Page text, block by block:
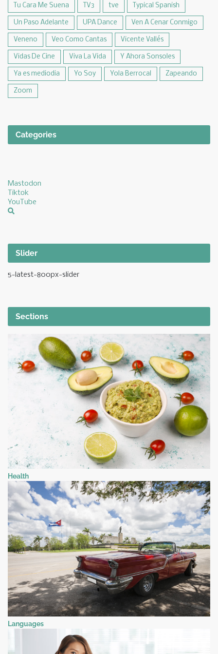
Tu Cara Me Suena TV3 tve Typical Spanish
Un Paso Adelante UPA Dance Ven A Cenar Conmigo
Veneno Veo Como Cantas Vicente Vallés
Vidas De Cine Viva La Vida Y Ahora Sonsoles
Ya es mediodia Yo Soy Yola Berrocal Zapeando
Zoom
Categories
Mastodon
Tiktok
YouTube
Slider
5-latest-800px-slider
Sections
Health
Languages